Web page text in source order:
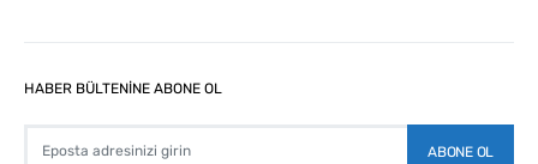
HABER BÜLTENİNE ABONE OL
ABONE OL